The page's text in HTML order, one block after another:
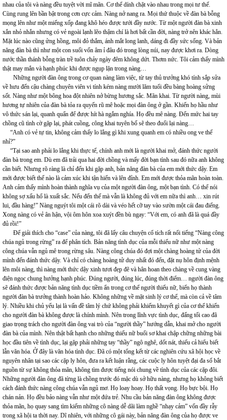
nhau của tôi và nàng đều tuyệt vời mĩ mãn. Cơ thể dính chặt vào nhau trong mọi tư thế.
Cùng rung lên bần bật trong cơn cực cảm. Nàng nở nang ra. Mọi thứ thuộc về đàn bà bỗng
mọng lên như một miếng xốp đang khô héo được tưới đầy nước. Từ một người đàn bà xinh
xắn nhỏ nhắn nhưng có vẻ ngoài lạnh lẽo thậm chí là hơi bất cần đời, nàng trở nên khác hẳn.
Mặt lúc nào cũng ửng hồng, môi đỏ thắm, ánh mắt long lanh, dáng đi đầy sức sống. Và bản
năng đàn bà thì như một con suối vốn âm ỉ đâu đó trong lòng núi, nay được khơi ra. Dòng
nước thần thánh bỗng tràn trề tuôn chảy ngày đêm không dứt. Thơm nức. Tôi cảm thấy mình
thật may mắn và hạnh phúc khi được ngụp lặn trong nàng…
Những người đàn ông trong cơ quan nàng làm việc, từ tay thủ trưởng khó tính sắp sửa
về hưu đến cậu chàng chuyên viên vi tính kém nàng mười lăm tuổi đều bàng hoàng sửng
sốt. Nàng như một bông hoa đột nhiên nở bừng hương sắc. Mãn khai. Từ người nàng, mùi
hương tự nhiên của đàn bà tỏa ra quyến rũ mê hoặc mọi đàn ông ở gần. Khiến họ hầu như
vô thức sán lại, quanh quẩn để được hít hà ngắm nghía. Họ đều mê nàng. Đến mức hai tay
chồng cũ tình cờ gặp lại, phát cuồng, công khai tuyên bố sẽ theo đuổi lại nàng…
“Anh có vẻ tự tin, không cảm thấy lo lắng gì khi xung quanh em có nhiều ong ve thế
nhỉ?”
“Tại sao anh phải lo lắng khi thực tế, chính anh mới là người khai mở, đánh thức người
đàn bà trong em. Dù em đã trải qua hai đời chồng và mấy đời bạn tình sau đó nữa anh không
cần biết. Nhưng rõ ràng là chỉ đến khi gặp anh, bản năng đàn bà của em mới thức dậy. Em
mới được biết thế nào là cảm xúc khi tận hiến và lên đỉnh. Em mới được thỏa mãn hoàn toàn.
Anh cảm thấy mình hoàn thành nghĩa vụ của một người đàn ông, một bạn tình. Có thể nói
không sợ xấu hổ là xuất sắc. Nếu đến thế mà vẫn là không đủ với em nữa thì anh… xin rút
lui, đầu hàng!” Nàng nguýt tôi một cái rõ dài và véo hết cỡ tay vào sườn một cái đau điếng.
Xong nàng có vẻ ân hận, vội ôm hôn xoa xuýt đền bù ngay: “Với em, có anh đã là quá đầy
đủ rồi!”
Để giải thích cho “case” của nàng, tôi đã lấy câu chuyện cổ tích rất nổi tiếng “Nàng công
chúa ngủ trong rừng” ra để phân tích. Bản năng tình dục của mỗi thiếu nữ như một nàng
công chúa vẫn ngủ mê trong rừng sâu. Nàng công chúa đó đợi một chàng hoàng tử của đời
mình đến đánh thức dậy. Và chỉ có chàng hoàng tử duy nhất đó đến, đặt nụ hôn định mệnh
lên môi nàng, thì nàng mới thức dậy xinh tươi đẹp đẽ và hân hoan theo chàng về cung vàng
điện ngọc chung hưởng hạnh phúc. Đúng người, đúng lúc, đúng thời điểm… người đàn ông
sẽ đánh thức được bản năng tình dục tiềm ẩn trong cơ thể người thiếu nữ, biến họ thành
người đàn bà trưởng thành hoàn hảo. Không những về mặt sinh lý cơ thể, mà còn cả về tâm
lý. Nhiều khi chủ yếu lại là vấn đề tâm lý chứ không phải khiếm khuyết gì của cơ thể khiến
cho người đàn bà không được là chính mình. Nên trong lĩnh vực tình dục, đấng tối cao đã
giao trọng trách cho người đàn ông vai trò của “người thầy” hướng dẫn, khai mở cho người
đàn bà của mình. Nên thật bất hạnh cho những thiếu nữ buổi sơ khai chập chững những bài
học đầu tiên về tình dục, lại gặp phải những tay “thầy” ngô nghê, dốt nát, thiếu cả hiểu biết
lẫn văn hóa. Ở đây là văn hóa tình dục. Đã có một tổng kết từ các nghiên cứu xã hội học về
nguyên nhân tại sao các cặp ly hôn, đưa ra kết luận rằng, các cuộc ly hôn tuyệt đại đa số bắt
nguồn từ sự không thỏa mãn, không tìm được tiếng nói chung về tình dục của các cặp đôi.
Những người đàn ông đã từng là chồng trước đó mặc dù sở hữu nàng, nhưng họ không biết
cách đánh thức nàng công chúa vẫn ngủ mơ. Họ loay hoay. Họ thất vọng. Họ bực bội. Họ
chán nản. Họ đều bảo nàng vẫn như một đứa trẻ. Nhu cầu bản năng đàn ông không được
thỏa mãn, họ quay sang tìm kiếm những cô nàng dễ dãi làm nghề “nhạy cảm” vốn đầy rẫy
trong xã hội ta thời nay. Dĩ nhiên, với những cô gái này, bản năng đàn ông của họ được ve